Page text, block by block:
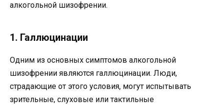
алкогольной шизофрении.
1. Галлюцинации
Одним из основных симптомов алкогольной
шизофрении являются галлюцинации. Люди,
страдающие от этого условия, могут испытывать
зрительные, слуховые или тактильные